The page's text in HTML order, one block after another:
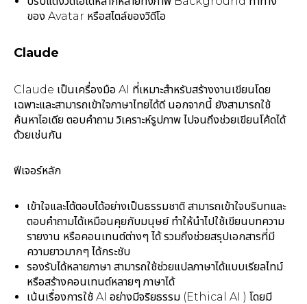
ของ Avatar หรือสไตล์ของวิดีโอ
Claude
Claude เป็นเครื่องมือ AI ที่เหมาะสำหรับสร้างงานเขียนโดย
เฉพาะและสามารถเข้าใจภาษาไทยได้ดี นอกจากนี้ ยังสามารถใช้
ค้นหาไอเดีย ตอบคำถาม วิเคราะห์รูปภาพ ไปจนถึงช่วยเขียนโค้ดได้
ด้วยเช่นกัน
ฟีเจอร์หลัก
เข้าใจและโต้ตอบได้อย่างเป็นธรรมชาติ สามารถเข้าใจบริบทและ
ตอบคำถามได้เหมือนคุยกับมนุษย์ ทำให้นำไปใช้เขียนบทความ
รายงาน หรือคอนเทนต์ต่างๆ ได้ รวมถึงช่วยสรุปเอกสารที่มี
ความยาวมากๆ ได้กระชับ
รองรับได้หลายภาษา สามารถใช้ช่วยแปลภาษาได้แบบเรียลไทม์
หรือสร้างคอนเทนต์หลายๆ ภาษาได้
เน้นเรื่องการใช้ AI อย่างมีจริยธรรม (Ethical AI ) โดยมี